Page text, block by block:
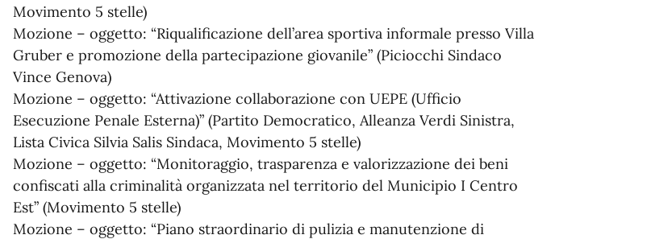
Movimento 5 stelle)
Mozione – oggetto: “Riqualificazione dell’area sportiva informale presso Villa
Gruber e promozione della partecipazione giovanile” (Piciocchi Sindaco
Vince Genova)
Mozione – oggetto: “Attivazione collaborazione con UEPE (Ufficio
Esecuzione Penale Esterna)” (Partito Democratico, Alleanza Verdi Sinistra,
Lista Civica Silvia Salis Sindaca, Movimento 5 stelle)
Mozione – oggetto: “Monitoraggio, trasparenza e valorizzazione dei beni
confiscati alla criminalità organizzata nel territorio del Municipio I Centro
Est” (Movimento 5 stelle)
Mozione – oggetto: “Piano straordinario di pulizia e manutenzione di